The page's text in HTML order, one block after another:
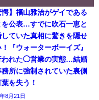
愕】福山雅治がゲイである
を公表…すでに吹石一恵と
していた真相に驚きを隠せ
『ウォーターボーイズ』
われた◯営業の実態…結婚
務所に強制されていた裏側
を失う！
8月21日